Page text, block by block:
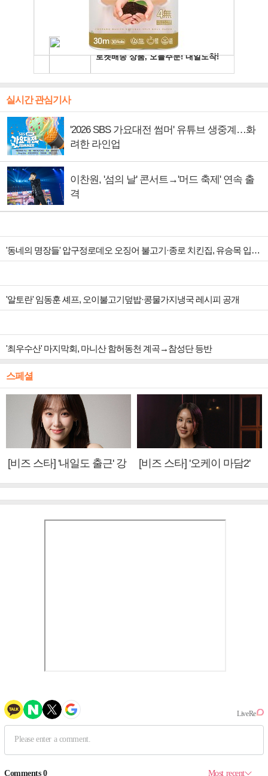
실시간 관심기사
'2026 SBS 가요대전 썸머' 유튜브 생중계…화
려한 라인업
이찬원, '섬의 날' 콘서트→'머드 축제' 연속 출
격
'동네의 명장들' 압구정로데오 오징어 불고기·종로 치킨집, 유승목 입맛 저격
'알토란' 임동훈 셰프, 오이불고기덮밥·콩물가지냉국 레시피 공개
'최우수산' 마지막회, 마니산 함허동천 계곡→참성단 등반
스페셜
[비즈 스타] '내일도 출근' 강
[비즈 스타] '오케이 마담2'